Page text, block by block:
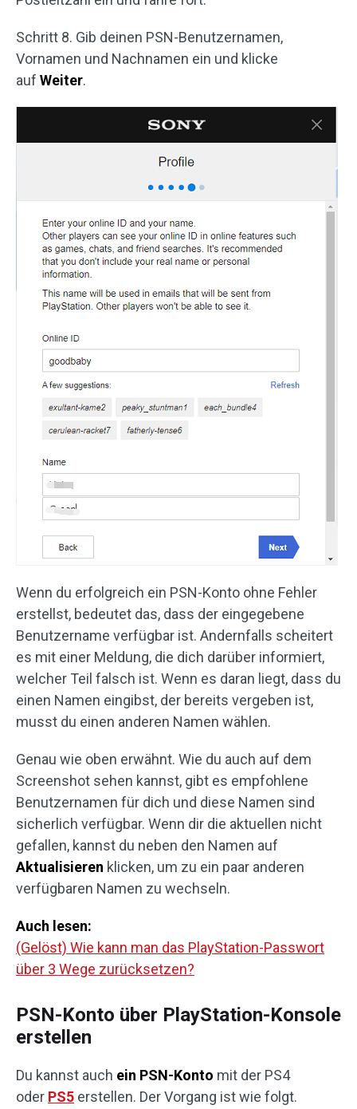
Schritt 8. Gib deinen PSN-Benutzernamen,
Vornamen und Nachnamen ein und klicke
auf Weiter.
Wenn du erfolgreich ein PSN-Konto ohne Fehler
erstellst, bedeutet das, dass der eingegebene
Benutzername verfügbar ist. Andernfalls scheitert
es mit einer Meldung, die dich darüber informiert,
welcher Teil falsch ist. Wenn es daran liegt, dass du
einen Namen eingibst, der bereits vergeben ist,
musst du einen anderen Namen wählen.
Genau wie oben erwähnt. Wie du auch auf dem
Screenshot sehen kannst, gibt es empfohlene
Benutzernamen für dich und diese Namen sind
sicherlich verfügbar. Wenn dir die aktuellen nicht
gefallen, kannst du neben den Namen auf
Aktualisieren klicken, um zu ein paar anderen
verfügbaren Namen zu wechseln.
Auch lesen:
(Gelöst) Wie kann man das PlayStation-Passwort
über 3 Wege zurücksetzen?
PSN-Konto über PlayStation-Konsole
erstellen
Du kannst auch ein PSN-Konto mit der PS4
oder PS5 erstellen. Der Vorgang ist wie folgt.